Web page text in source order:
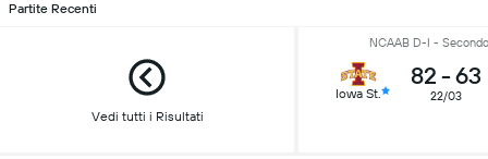
Partite Recenti
Vedi tutti i Risultati
NCAAB D-I -
Iowa St.
82 - 63
22/03